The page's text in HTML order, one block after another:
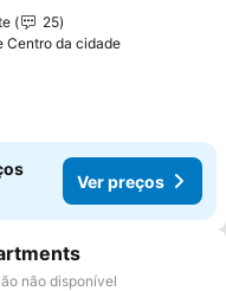
25
Centro da cidade
Ver preços
aos favoritos
não disponível